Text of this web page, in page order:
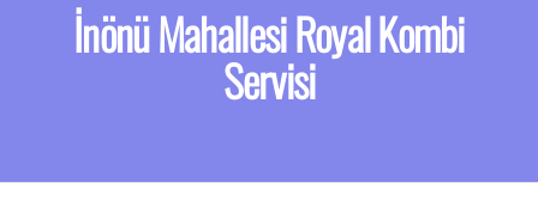
İnönü Mahallesi Royal Kombi
Servisi